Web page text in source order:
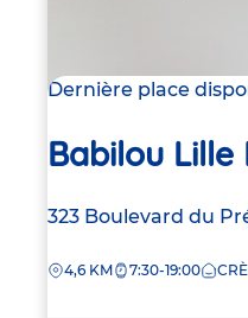
Dernière place
Babilou Lille
Adresse
la
323 Boulevard du
DISTANCE
4,6 KM 7:30-19:00